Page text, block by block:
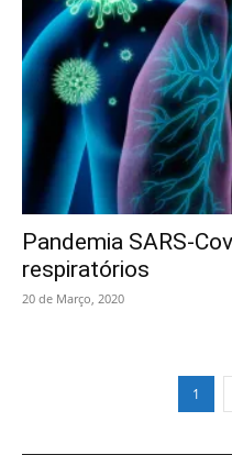
Pandemia SARS-
respiratórios
20 de Março, 2020
1